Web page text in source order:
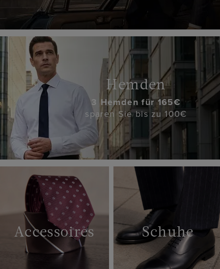
Hemden
3 Hemden für 165€
sparen Sie bis zu 100€
Accessoires Schuhe